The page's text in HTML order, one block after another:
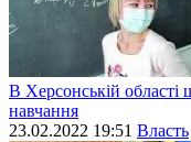
В Херсонській
навчання
23.02.2022 19:51 Власть